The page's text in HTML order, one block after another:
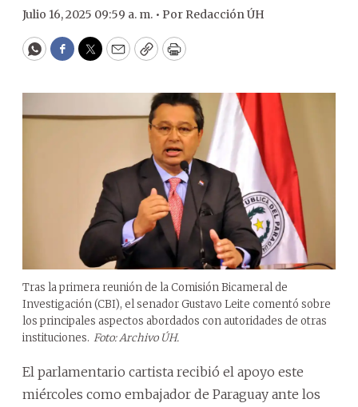
Julio 16, 2025 09:59 a. m. • Por Redacción ÚH
WhatsApp
Facebook
Twitter
EmailCopyPrint
Tras la primera reunión de la Comisión Bicameral de
Investigación (CBI), el senador Gustavo Leite comentó sobre
los principales aspectos abordados con autoridades de otras
instituciones. Foto: Archivo ÚH.
El parlamentario cartista recibió el apoyo este
miércoles como embajador de Paraguay ante los